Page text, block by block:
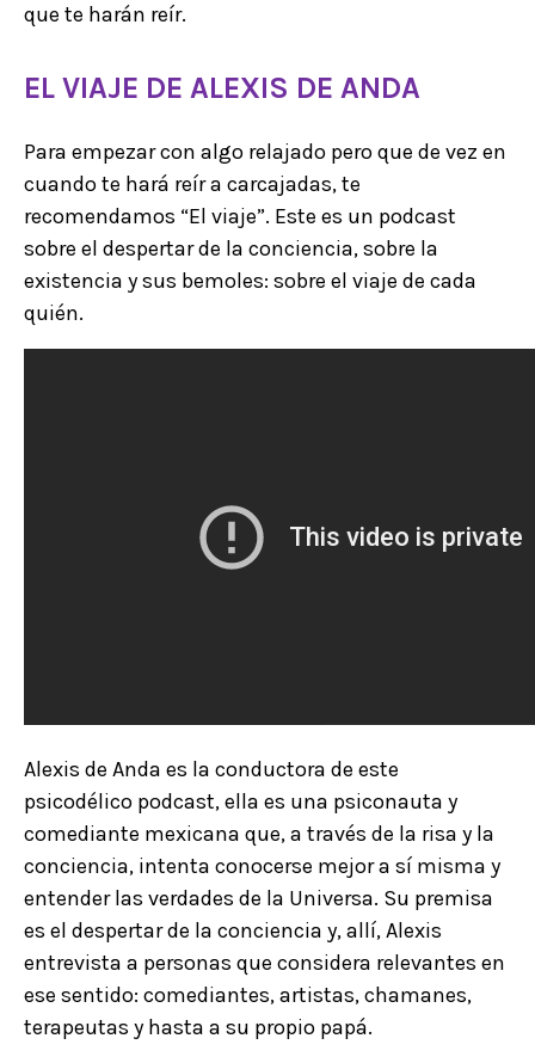
que te harán reír.
EL VIAJE DE ALEXIS DE ANDA
Para empezar con algo relajado pero que de vez en
cuando te hará reír a carcajadas, te
recomendamos “El viaje”. Este es un podcast
sobre el despertar de la conciencia, sobre la
existencia y sus bemoles: sobre el viaje de cada
quién.
Alexis de Anda es la conductora de este
psicodélico podcast, ella es una psiconauta y
comediante mexicana que, a través de la risa y la
conciencia, intenta conocerse mejor a sí misma y
entender las verdades de la Universa. Su premisa
es el despertar de la conciencia y, allí, Alexis
entrevista a personas que considera relevantes en
ese sentido: comediantes, artistas, chamanes,
terapeutas y hasta a su propio papá.